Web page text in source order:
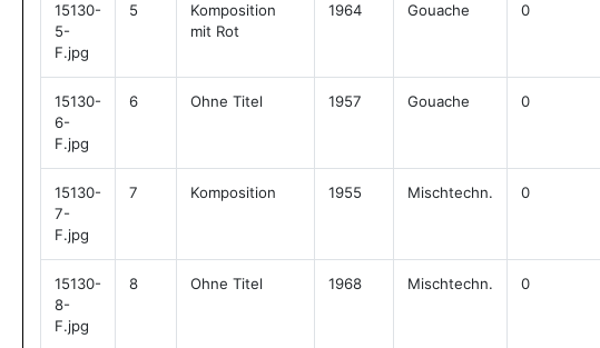
15130-
5-
F.jpg
5
Komposition
mit Rot
1964 Gouache 0
15130-
6-
F.jpg
6 Ohne Titel 1957 Gouache 0
15130-
7-
F.jpg
7 Komposition 1955 Mischtechn. 0
15130-
8-
F.jpg
8 Ohne Titel 1968 Mischtechn. 0